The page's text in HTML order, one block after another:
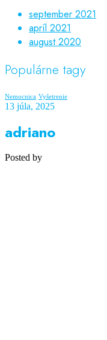
september 2021
apríl 2021
august 2020
Populárne tagy
Nemocnica Vyšetrenie
13 júla, 2025
adriano
Posted by